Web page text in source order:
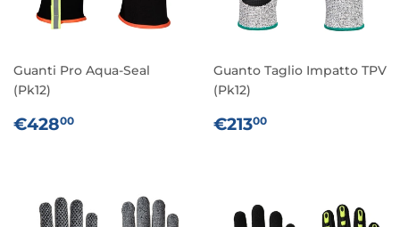
Guanti Pro Aqua-Seal
(Pk12)
PREZZO
€42800
Guanto Taglio Impatto TPV
(Pk12)
PREZZO
€21300